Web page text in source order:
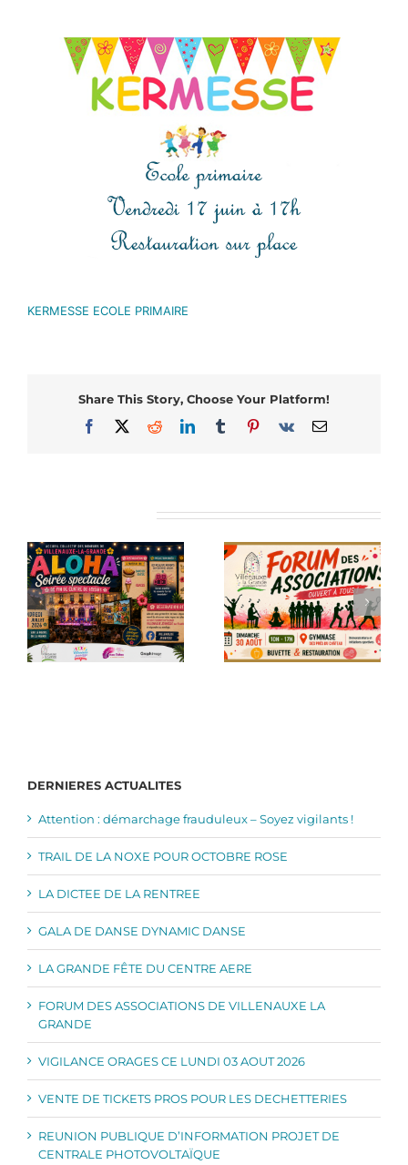
l'image
KERMESSE ECOLE PRIMAIRE
Share This Story, Choose Your Platform!
Facebook
X RedditLinkedInTumblrPinterest
Vk Email
DERNIERES ACTUALITES
Attention : démarchage frauduleux – Soyez vigilants !
TRAIL DE LA NOXE POUR OCTOBRE ROSE
LA DICTEE DE LA RENTREE
GALA DE DANSE DYNAMIC DANSE
LA GRANDE FÊTE DU CENTRE AERE
FORUM DES ASSOCIATIONS DE VILLENAUXE LA
GRANDE
VIGILANCE ORAGES CE LUNDI 03 AOUT 2026
VENTE DE TICKETS PROS POUR LES DECHETTERIES
REUNION PUBLIQUE D’INFORMATION PROJET DE
CENTRALE PHOTOVOLTAÏQUE